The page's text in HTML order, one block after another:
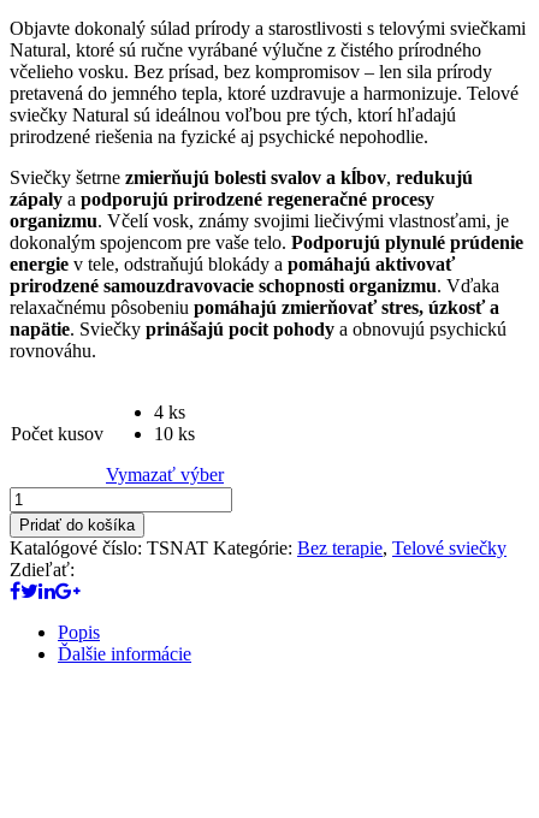
7.20 €
through
16.20 €
Objavte dokonalý súlad prírody a starostlivosti s telovými sviečkami
Natural, ktoré sú ručne vyrábané výlučne z čistého prírodného
včelieho vosku. Bez prísad, bez kompromisov – len sila prírody
pretavená do jemného tepla, ktoré uzdravuje a harmonizuje. Telové
sviečky Natural sú ideálnou voľbou pre tých, ktorí hľadajú
prirodzené riešenia na fyzické aj psychické nepohodlie.
Sviečky šetrne zmierňujú bolesti svalov a kĺbov, redukujú
zápaly a podporujú prirodzené regeneračné procesy
organizmu. Včelí vosk, známy svojimi liečivými vlastnosťami, je
dokonalým spojencom pre vaše telo. Podporujú plynulé prúdenie
energie v tele, odstraňujú blokády a pomáhajú aktivovať
prirodzené samouzdravovacie schopnosti organizmu. Vďaka
relaxačnému pôsobeniu pomáhajú zmierňovať stres, úzkosť a
napätie. Sviečky prinášajú pocit pohody a obnovujú psychickú
rovnováhu.
Počet kusov
4 ks
10 ks
Vymazať výber
množstvo
Telové
sviečky
z
včelieho
vosku
Natural
Pridať do košíka
Katalógové číslo: TSNAT Kategórie: Bez terapie, Telové sviečky
Zdieľať:
Popis
Ďalšie informácie